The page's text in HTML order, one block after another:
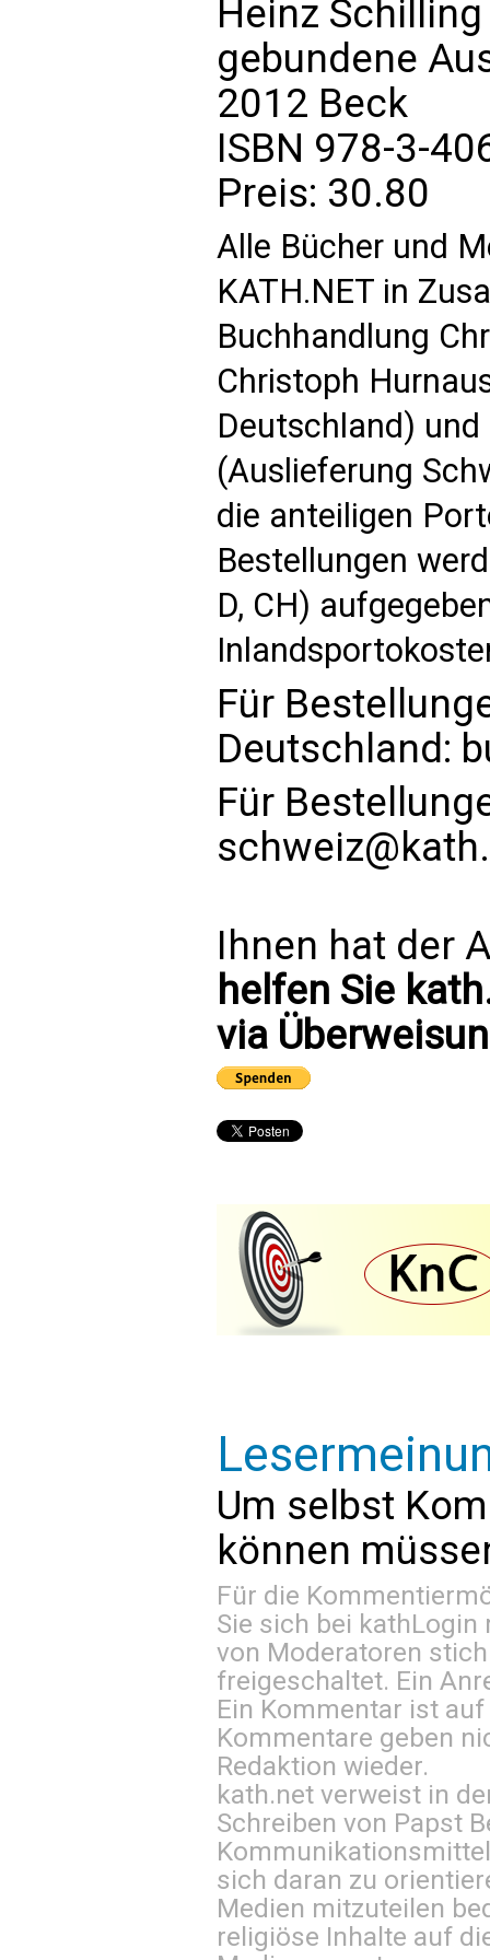
Heinz Schilling
gebundene
2012 Beck
ISBN 978-3-
Preis: 30.80 
Alle Bücher und
KATH.NET in
Buchhandlung
Christoph
Deutschland)
(Auslieferung
die anteiligen
Bestellungen
D, CH)
Für
Deutschland:
Für
Ihnen hat der
helfen Sie
via
Um selbst
können
Für die
Sie sich bei kathLogin
von Moderatoren
freigeschaltet. Ein
Ein Kommentar ist
Kommentare geben
Redaktion wieder.
kath.net verweist in
Schreiben von Papst
sich daran zu
Medien mitzuteilen
religiöse Inhalte auf